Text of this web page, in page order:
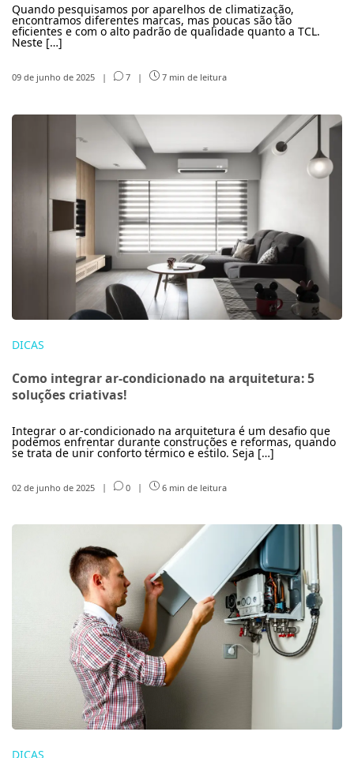
Quando pesquisamos por aparelhos de climatização,
encontramos diferentes marcas, mas poucas são tão
eficientes e com o alto padrão de qualidade quanto a TCL.
Neste […]
09 de junho de 2025 | 7 | 7 min de leitura
DICAS
Como integrar ar-condicionado na arquitetura: 5
soluções criativas!
Integrar o ar-condicionado na arquitetura é um desafio que
podemos enfrentar durante construções e reformas, quando
se trata de unir conforto térmico e estilo. Seja […]
02 de junho de 2025 | 0 | 6 min de leitura
DICAS